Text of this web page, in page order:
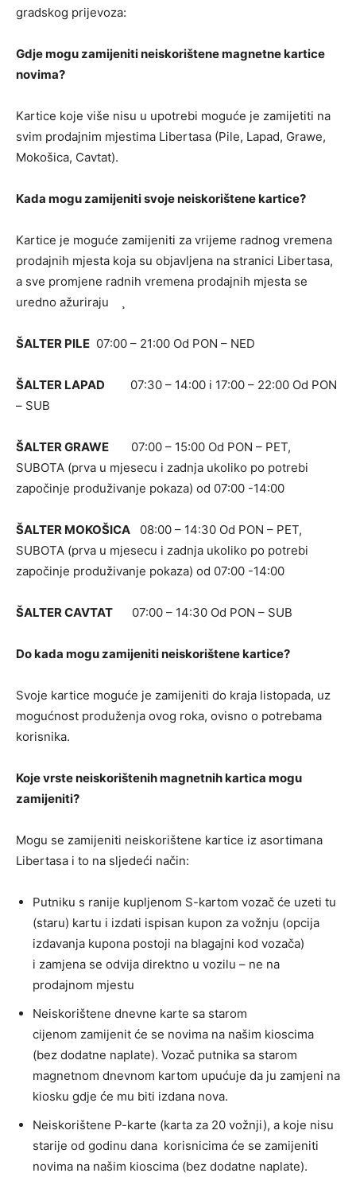
gradskog prijevoza:
Gdje mogu zamijeniti neiskorištene magnetne kartice
novima?
Kartice koje više nisu u upotrebi moguće je zamijetiti na
svim prodajnim mjestima Libertasa (Pile, Lapad, Grawe,
Mokošica, Cavtat).
Kada mogu zamijeniti svoje neiskorištene kartice?
Kartice je moguće zamijeniti za vrijeme radnog vremena
prodajnih mjesta koja su objavljena na stranici Libertasa,
a sve promjene radnih vremena prodajnih mjesta se
uredno ažuriraju ¸
ŠALTER PILE 07:00 – 21:00 Od PON – NED
ŠALTER LAPAD 07:30 – 14:00 i 17:00 – 22:00 Od PON
– SUB
ŠALTER GRAWE 07:00 – 15:00 Od PON – PET,
SUBOTA (prva u mjesecu i zadnja ukoliko po potrebi
započinje produživanje pokaza) od 07:00 -14:00
ŠALTER MOKOŠICA 08:00 – 14:30 Od PON – PET,
SUBOTA (prva u mjesecu i zadnja ukoliko po potrebi
započinje produživanje pokaza) od 07:00 -14:00
ŠALTER CAVTAT 07:00 – 14:30 Od PON – SUB
Do kada mogu zamijeniti neiskorištene kartice?
Svoje kartice moguće je zamijeniti do kraja listopada, uz
mogućnost produženja ovog roka, ovisno o potrebama
korisnika.
Koje vrste neiskorištenih magnetnih kartica mogu
zamijeniti?
Mogu se zamijeniti neiskorištene kartice iz asortimana
Libertasa i to na sljedeći način:
Putniku s ranije kupljenom S-kartom vozač će uzeti tu
(staru) kartu i izdati ispisan kupon za vožnju (opcija
izdavanja kupona postoji na blagajni kod vozača)
i zamjena se odvija direktno u vozilu – ne na
prodajnom mjestu
Neiskorištene dnevne karte sa starom
cijenom zamijenit će se novima na našim kioscima
(bez dodatne naplate). Vozač putnika sa starom
magnetnom dnevnom kartom upućuje da ju zamjeni na
kiosku gdje će mu biti izdana nova.
Neiskorištene P-karte (karta za 20 vožnji), a koje nisu
starije od godinu dana korisnicima će se zamijeniti
novima na našim kioscima (bez dodatne naplate).